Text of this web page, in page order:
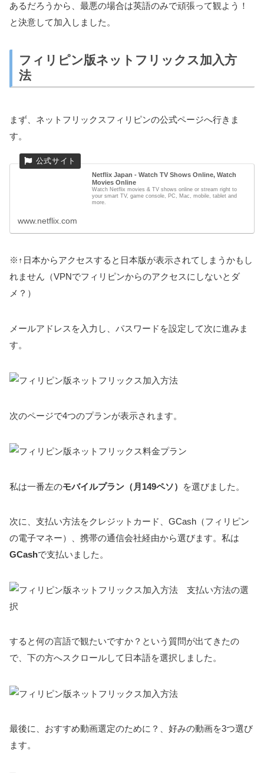
あるだろうから、最悪の場合は英語のみで頑張って観よう！
と決意して加入しました。
フィリピン版ネットフリックス加入方
法
まず、ネットフリックスフィリピンの公式ページへ行きま
す。
Netflix Japan - Watch TV Shows Online, Watch
Movies Online
Watch Netflix movies & TV shows online or stream right to
your smart TV, game console, PC, Mac, mobile, tablet and
more.
www.netflix.com
※↑日本からアクセスすると日本版が表示されてしまうかもし
れません（VPNでフィリピンからのアクセスにしないとダ
メ？）
メールアドレスを入力し、パスワードを設定して次に進みま
す。
次のページで4つのプランが表示されます。
私は一番左のモバイルプラン（月149ペソ） を選びました。
次に、支払い方法をクレジットカード、GCash（フィリピン
の電子マネー）、携帯の通信会社経由から選びます。私は
GCashで支払いました。
すると何の言語で観たいですか？という質問が出てきたの
で、下の方へスクロールして日本語を選択しました。
最後に、おすすめ動画選定のために？、好みの動画を3つ選び
ます。